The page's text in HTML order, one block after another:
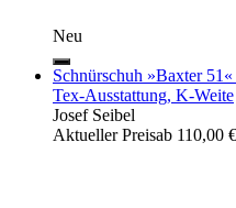
Neu
Schnürschuh »Baxter
Tex-Ausstattung, K-Weite
Josef Seibel
Aktueller Preisab 110,00 €